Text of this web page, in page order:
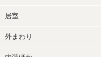
居室
外まわり